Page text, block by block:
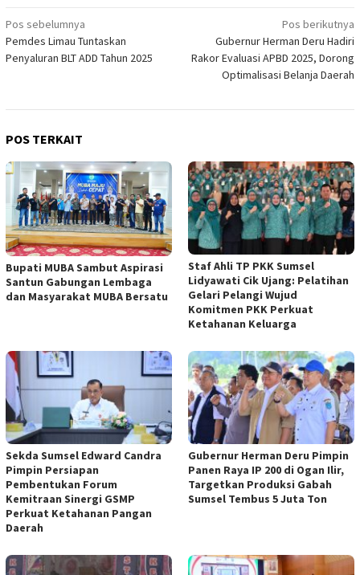
Navigasi
pos
Pos sebelumnya
Pemdes Limau Tuntaskan
Penyaluran BLT ADD Tahun 2025
Pos berikutnya
Gubernur Herman Deru Hadiri
Rakor Evaluasi APBD 2025, Dorong
Optimalisasi Belanja Daerah
POS TERKAIT
Bupati MUBA Sambut Aspirasi
Santun Gabungan Lembaga
dan Masyarakat MUBA Bersatu
Staf Ahli TP PKK Sumsel
Lidyawati Cik Ujang: Pelatihan
Gelari Pelangi Wujud
Komitmen PKK Perkuat
Ketahanan Keluarga
Sekda Sumsel Edward Candra
Pimpin Persiapan
Pembentukan Forum
Kemitraan Sinergi GSMP
Perkuat Ketahanan Pangan
Daerah
Gubernur Herman Deru Pimpin
Panen Raya IP 200 di Ogan Ilir,
Targetkan Produksi Gabah
Sumsel Tembus 5 Juta Ton